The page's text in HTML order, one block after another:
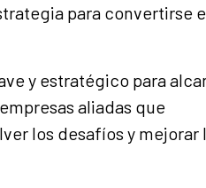
para convertirse
y estratégico para
aliadas que
los desafíos y mejorar